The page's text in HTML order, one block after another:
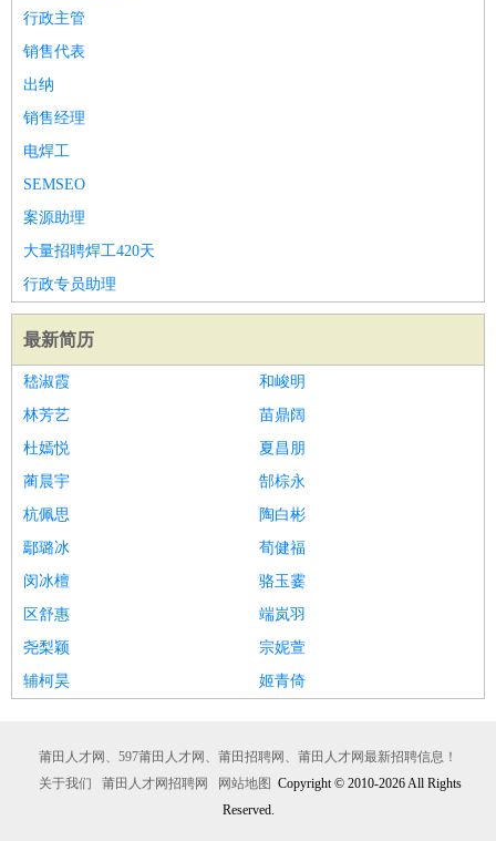
行政主管
销售代表
出纳
销售经理
电焊工
SEMSEO
案源助理
大量招聘焊工420天
行政专员助理
最新简历
嵇淑霞
和峻明
林芳艺
苗鼎阔
杜嫣悦
夏昌朋
蔺晨宇
郜棕永
杭佩思
陶白彬
鄢璐冰
荀健福
闵冰檀
骆玉霎
区舒惠
端岚羽
尧梨颖
宗妮萱
辅柯昊
姬青倚
莆田人才网、597莆田人才网、莆田招聘网、莆田人才网最新招聘信息！
关于我们
莆田人才网招聘网 网站地图 Copyright © 2010-2026 All Rights
Reserved.